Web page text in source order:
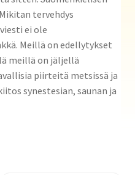
tervehdys
ei ole
Meillä on edellytykset
meillä on jäljellä
piirteitä metsissä ja
synestesian, saunan ja